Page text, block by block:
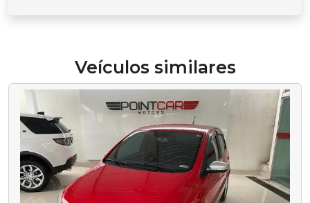
Veículos similares